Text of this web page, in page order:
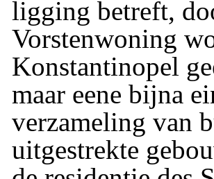
ligging betreft,
Vorstenwoning
Konstantinopel
maar eene bijna
verzameling van
uitgestrekte